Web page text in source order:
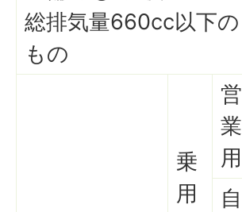
総排気量660cc以下の
もの
乗
用
営
業
用
自